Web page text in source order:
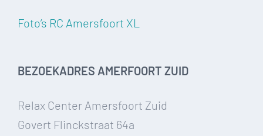
Foto’s RC Amersfoort XL
BEZOEKADRES AMERFOORT ZUID
Relax Center Amersfoort Zuid
Govert Flinckstraat 64a